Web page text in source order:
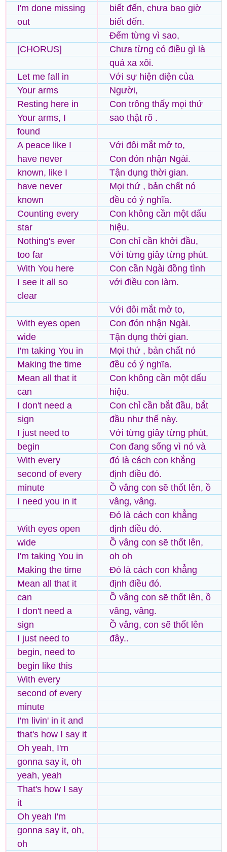
I'm done missing
out
[CHORUS]
Let me fall in
Your arms
Resting here in
Your arms, I
found
A peace like I
have never
known, like I
have never
known
Counting every
star
Nothing's ever
too far
With You here
I see it all so
clear
With eyes open
wide
I'm taking You in
Making the time
Mean all that it
can
I don't need a
sign
I just need to
begin
With every
second of every
minute
I need you in it
With eyes open
wide
I'm taking You in
Making the time
Mean all that it
can
I don't need a
sign
I just need to
begin, need to
begin like this
With every
second of every
minute
I'm livin' in it and
that's how I say it
Oh yeah, I'm
gonna say it, oh
yeah, yeah
That's how I say
it
Oh yeah I'm
gonna say it, oh,
oh
biết đến, chưa bao giờ
biết đến.
Đếm từng vì sao,
Chưa từng có điều gì là
quá xa xôi.
Với sự hiện diện của
Người,
Con trông thấy mọi thứ
sao thật rõ .
Với đôi mắt mở to,
Con đón nhận Ngài.
Tận dụng thời gian.
Mọi thứ , bản chất nó
đều có ý nghĩa.
Con không cần một dấu
hiệu.
Con chỉ cần khởi đầu,
Với từng giây từng phút.
Con cần Ngài đồng tình
với điều con làm.
Với đôi mắt mở to,
Con đón nhận Ngài.
Tận dụng thời gian.
Mọi thứ , bản chất nó
đều có ý nghĩa.
Con không cần một dấu
hiệu.
Con chỉ cần bắt đầu, bắt
đầu như thế này.
Với từng giây từng phút,
Con đang sống vì nó và
đó là cách con khẳng
định điều đó.
Ồ vâng con sẽ thốt lên, ồ
vâng, vâng.
Đó là cách con khẳng
định điều đó.
Ồ vâng con sẽ thốt lên,
oh oh
Đó là cách con khẳng
định điều đó.
Ồ vâng con sẽ thốt lên, ồ
vâng, vâng.
Ồ vâng, con sẽ thốt lên
đây..